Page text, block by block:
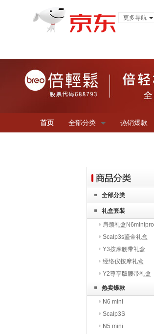
更多导航
首页 全部分类 热销爆款
全部分类
礼盒套装
肩颈礼盒N6minipro
Scalp3s鎏金礼盒
Y3按摩腰带礼盒
经络仪按摩礼盒
Y2尊享版腰带礼盒
热卖爆款
N6 mini
Scalp3S
N5 mini